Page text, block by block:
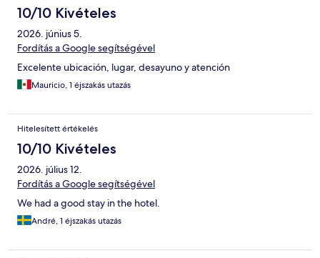
10/10 Kivételes
2026. június 5.
Fordítás a Google segítségével
Excelente ubicación, lugar, desayuno y atención
Mauricio, 1 éjszakás utazás
Hitelesített értékelés
10/10 Kivételes
2026. július 12.
Fordítás a Google segítségével
We had a good stay in the hotel.
André, 1 éjszakás utazás